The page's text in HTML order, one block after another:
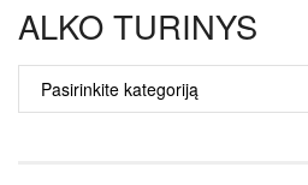
ALKO TURINYS
TURINYS